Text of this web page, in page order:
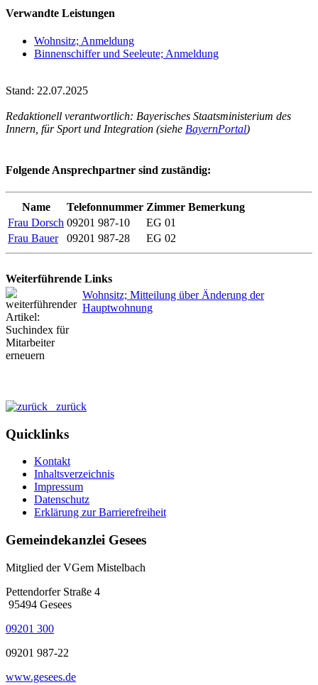
Verwandte Leistungen
Wohnsitz; Anmeldung
Binnenschiffer und Seeleute; Anmeldung
Stand: 22.07.2025
Redaktionell verantwortlich: Bayerisches Staatsministerium des
Innern, für Sport und Integration (siehe BayernPortal)
Folgende Ansprechpartner sind zuständig:
Name Telefonnummer Zimmer Bemerkung
Frau Dorsch 09201 987-10
EG 01
Frau Bauer
09201 987-28 EG 02
Weiterführende Links
Wohnsitz; Mitteilung über Änderung der
Hauptwohnung
zurück
Quicklinks
Kontakt
Inhaltsverzeichnis
Impressum
Datenschutz
Erklärung zur Barrierefreiheit
Gemeindekanzlei Gesees
Mitglied der VGem Mistelbach
Pettendorfer Straße 4
95494 Gesees
09201 300
09201 987-22
www.gesees.de